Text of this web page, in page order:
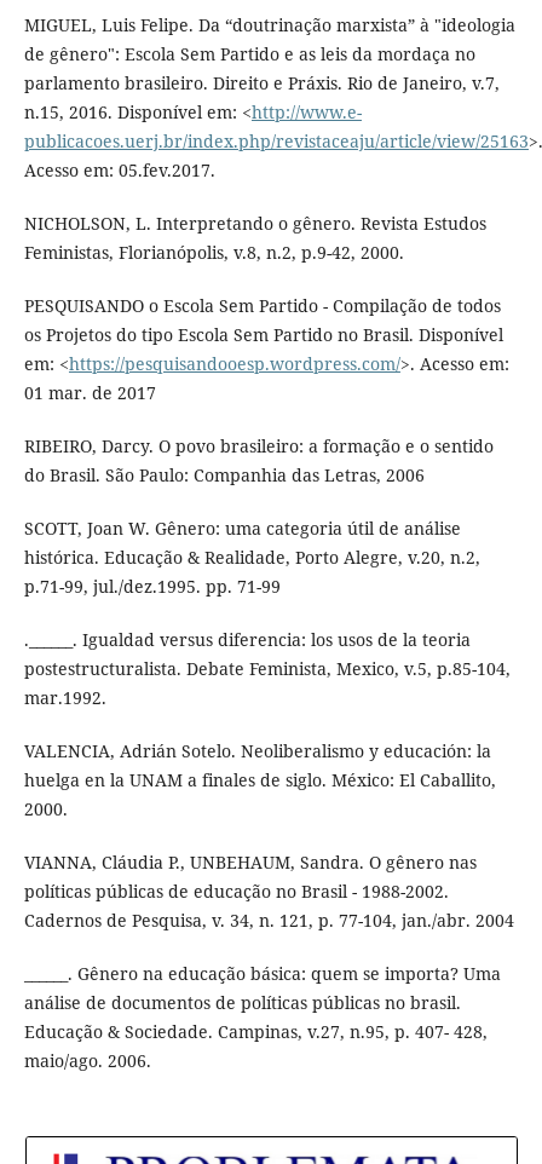
MIGUEL, Luis Felipe. Da “doutrinação marxista” à "ideologia
de gênero": Escola Sem Partido e as leis da mordaça no
parlamento brasileiro. Direito e Práxis. Rio de Janeiro, v.7,
n.15, 2016. Disponível em: <http://www.e-
publicacoes.uerj.br/index.php/revistaceaju/article/view/25163>.
Acesso em: 05.fev.2017.
NICHOLSON, L. Interpretando o gênero. Revista Estudos
Feministas, Florianópolis, v.8, n.2, p.9-42, 2000.
PESQUISANDO o Escola Sem Partido - Compilação de todos
os Projetos do tipo Escola Sem Partido no Brasil. Disponível
em: <https://pesquisandooesp.wordpress.com/>. Acesso em:
01 mar. de 2017
RIBEIRO, Darcy. O povo brasileiro: a formação e o sentido
do Brasil. São Paulo: Companhia das Letras, 2006
SCOTT, Joan W. Gênero: uma categoria útil de análise
histórica. Educação & Realidade, Porto Alegre, v.20, n.2,
p.71-99, jul./dez.1995. pp. 71-99
.______. Igualdad versus diferencia: los usos de la teoria
postestructuralista. Debate Feminista, Mexico, v.5, p.85-104,
mar.1992.
VALENCIA, Adrián Sotelo. Neoliberalismo y educación: la
huelga en la UNAM a finales de siglo. México: El Caballito,
2000.
VIANNA, Cláudia P., UNBEHAUM, Sandra. O gênero nas
políticas públicas de educação no Brasil - 1988-2002.
Cadernos de Pesquisa, v. 34, n. 121, p. 77-104, jan./abr. 2004
______. Gênero na educação básica: quem se importa? Uma
análise de documentos de políticas públicas no brasil.
Educação & Sociedade. Campinas, v.27, n.95, p. 407- 428,
maio/ago. 2006.